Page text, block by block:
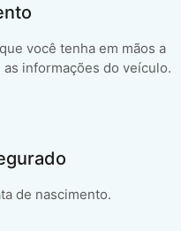
você tenha em mãos a
informações do veículo.
de nascimento.